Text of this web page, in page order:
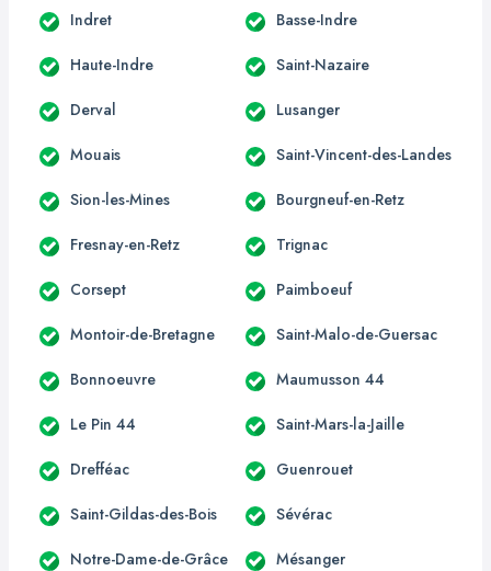
Indret Basse-Indre
Haute-Indre Saint-Nazaire
Derval Lusanger
Mouais Saint-Vincent-des-Landes
Sion-les-Mines Bourgneuf-en-Retz
Fresnay-en-Retz Trignac
Corsept Paimboeuf
Montoir-de-Bretagne Saint-Malo-de-Guersac
Bonnoeuvre Maumusson 44
Le Pin 44 Saint-Mars-la-Jaille
Drefféac Guenrouet
Saint-Gildas-des-Bois Sévérac
Notre-Dame-de-Grâce Mésanger